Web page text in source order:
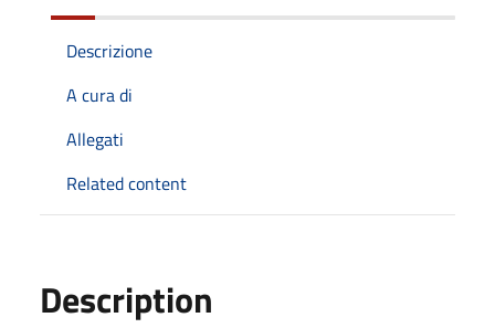
Descrizione
A cura di
Allegati
Related content
Description